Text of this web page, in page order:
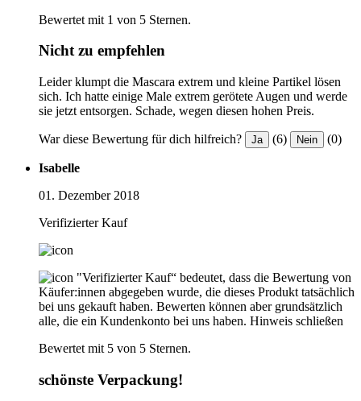
Bewertet mit 1 von 5 Sternen.
Nicht zu empfehlen
Leider klumpt die Mascara extrem und kleine Partikel lösen
sich. Ich hatte einige Male extrem gerötete Augen und werde
sie jetzt entsorgen. Schade, wegen diesen hohen Preis.
War diese Bewertung für dich hilfreich? Ja (6) Nein (0)
Isabelle
01. Dezember 2018
Verifizierter Kauf
"Verifizierter Kauf“ bedeutet, dass die Bewertung von
Käufer:innen abgegeben wurde, die dieses Produkt tatsächlich
bei uns gekauft haben. Bewerten können aber grundsätzlich
alle, die ein Kundenkonto bei uns haben. Hinweis schließen
Bewertet mit 5 von 5 Sternen.
schönste Verpackung!